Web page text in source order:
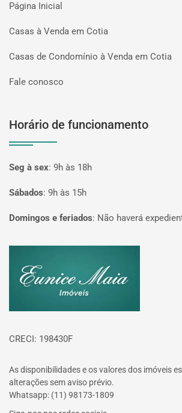
Página Inicial
Casas à Venda em Cotia
Casas de Condomínio à Venda em Cotia
Fale conosco
Horário de funcionamento
Seg à sex: 9h às 18h
Sábados: 9h às 15h
Domingos e feriados: Não haverá
CRECI: 198430F
As disponibilidades e os valores dos imóveis
alterações sem aviso prévio.
Whatsapp: (11) 98173-1809